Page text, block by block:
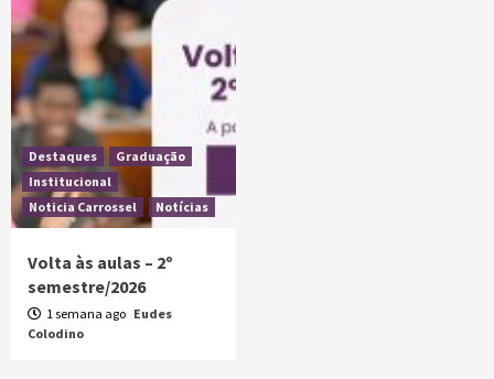
Destaques
Graduação
Institucional
Noticia Carrossel
Notícias
Volta às aulas – 2º
semestre/2026
1 semana ago Eudes
Colodino